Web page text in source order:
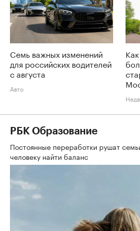
Семь важных изменений
для российских водителей
с августа
Авто
РБК Образование
Постоянные переработки рушат
человеку найти баланс